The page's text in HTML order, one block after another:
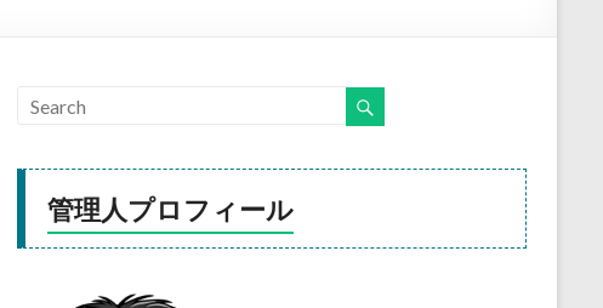
管理人プロフィール